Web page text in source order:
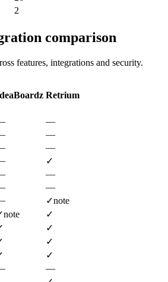
2
comparison
features, integrations and security.
Retrium
—
—
—
✓
—
—
✓note
note
✓
✓
✓
✓
—